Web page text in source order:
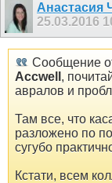
Анастасия
25.03.2016
Сообщение
Accwell ,
авралов и
Там все, что
разложено по
сугубо
Кстати, всем